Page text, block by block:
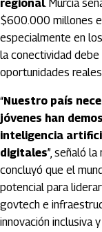
regional. Murcia
$600.000 millones
especialmente en
la conectividad
oportunidades
“Nuestro país
jóvenes han
inteligencia
digitales”, señaló
concluyó que el
potencial para
govtech e
innovación inclusiva